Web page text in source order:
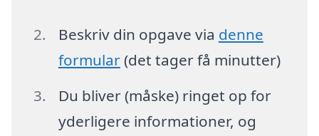
Beskriv din opgave via denne
formular(det tager få minutter)
Du bliver (måske) ringet op for
yderligere informationer, og